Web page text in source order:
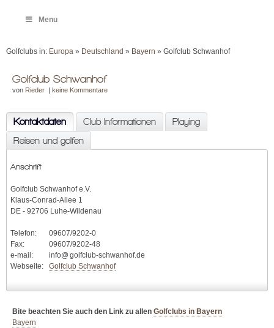
Menu
Golfclubs in: Europa » Deutschland » Bayern » Golfclub Schwanhof
Golfclub Schwanhof
von Rieder | keine Kommentare
Kontaktdaten Club Informationen
Playing
Reisen und golfen
Anschrift
Golfclub Schwanhof e.V.
Klaus-Conrad-Allee 1
DE - 92706 Luhe-Wildenau
Telefon:
09607/9202-0
Fax:
09607/9202-48
e-mail:
info@ golfclub-schwanhof.de
Webseite:
Golfclub Schwanhof
Bite beachten Sie auch den Link zu allen Golfclubs in Bayern
Bayern